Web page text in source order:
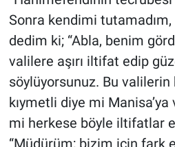
Sonra kendimi
dedim ki; “Abla, benim
valilere aşırı iltifat edip
söylüyorsunuz. Bu
kıymetli diye mi
mi herkese böyle iltifatlar
“Müdürüm; bizim için fark